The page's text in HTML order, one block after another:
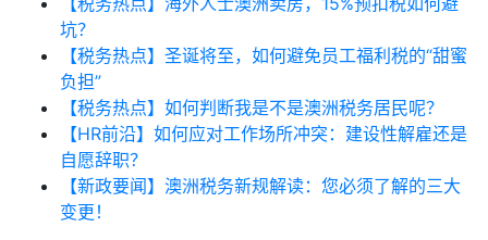
坑？
【税务热点】圣诞将至，如何避免员工福利税的“甜蜜
负担”
【税务热点】如何判断我是不是澳洲税务居民呢？
【HR前沿】如何应对工作场所冲突：建设性解雇还是
自愿辞职？
【新政要闻】澳洲税务新规解读：您必须了解的三大
变更！